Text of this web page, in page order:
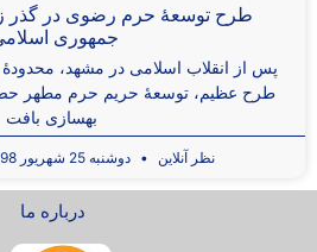
طرح توسعۀ حرم رضوی در
جمهوری
پس از انقلاب اسلامی در مشهد،
طرح عظیم، توسعۀ حریم حرم مطهر
بهسازی بافت
نظر آنلاین دوشنبه 25 شهریور 1398
درباره ما